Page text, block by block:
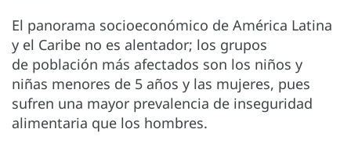
El panorama socioeconómico de América Latina
y el Caribe no es alentador; los grupos
de población más afectados son los niños y
niñas menores de 5 años y las mujeres, pues
sufren una mayor prevalencia de inseguridad
alimentaria que los hombres.